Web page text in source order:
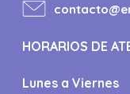
HORARIOS DE
Lunes a Viernes